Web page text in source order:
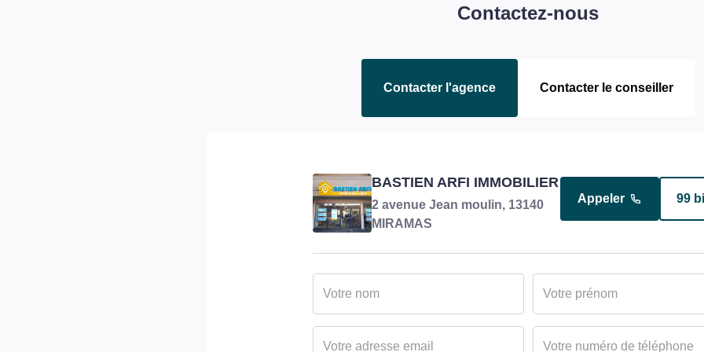
Contactez-nous
Contacter l'agence Contacter le conseiller
ARFI VICTORIN
Responsable transaction en
charge du bien
Appeler 14
BASTIEN ARFI IMMOBILIER
2 avenue Jean moulin, 13140
MIRAMAS
Appeler 99